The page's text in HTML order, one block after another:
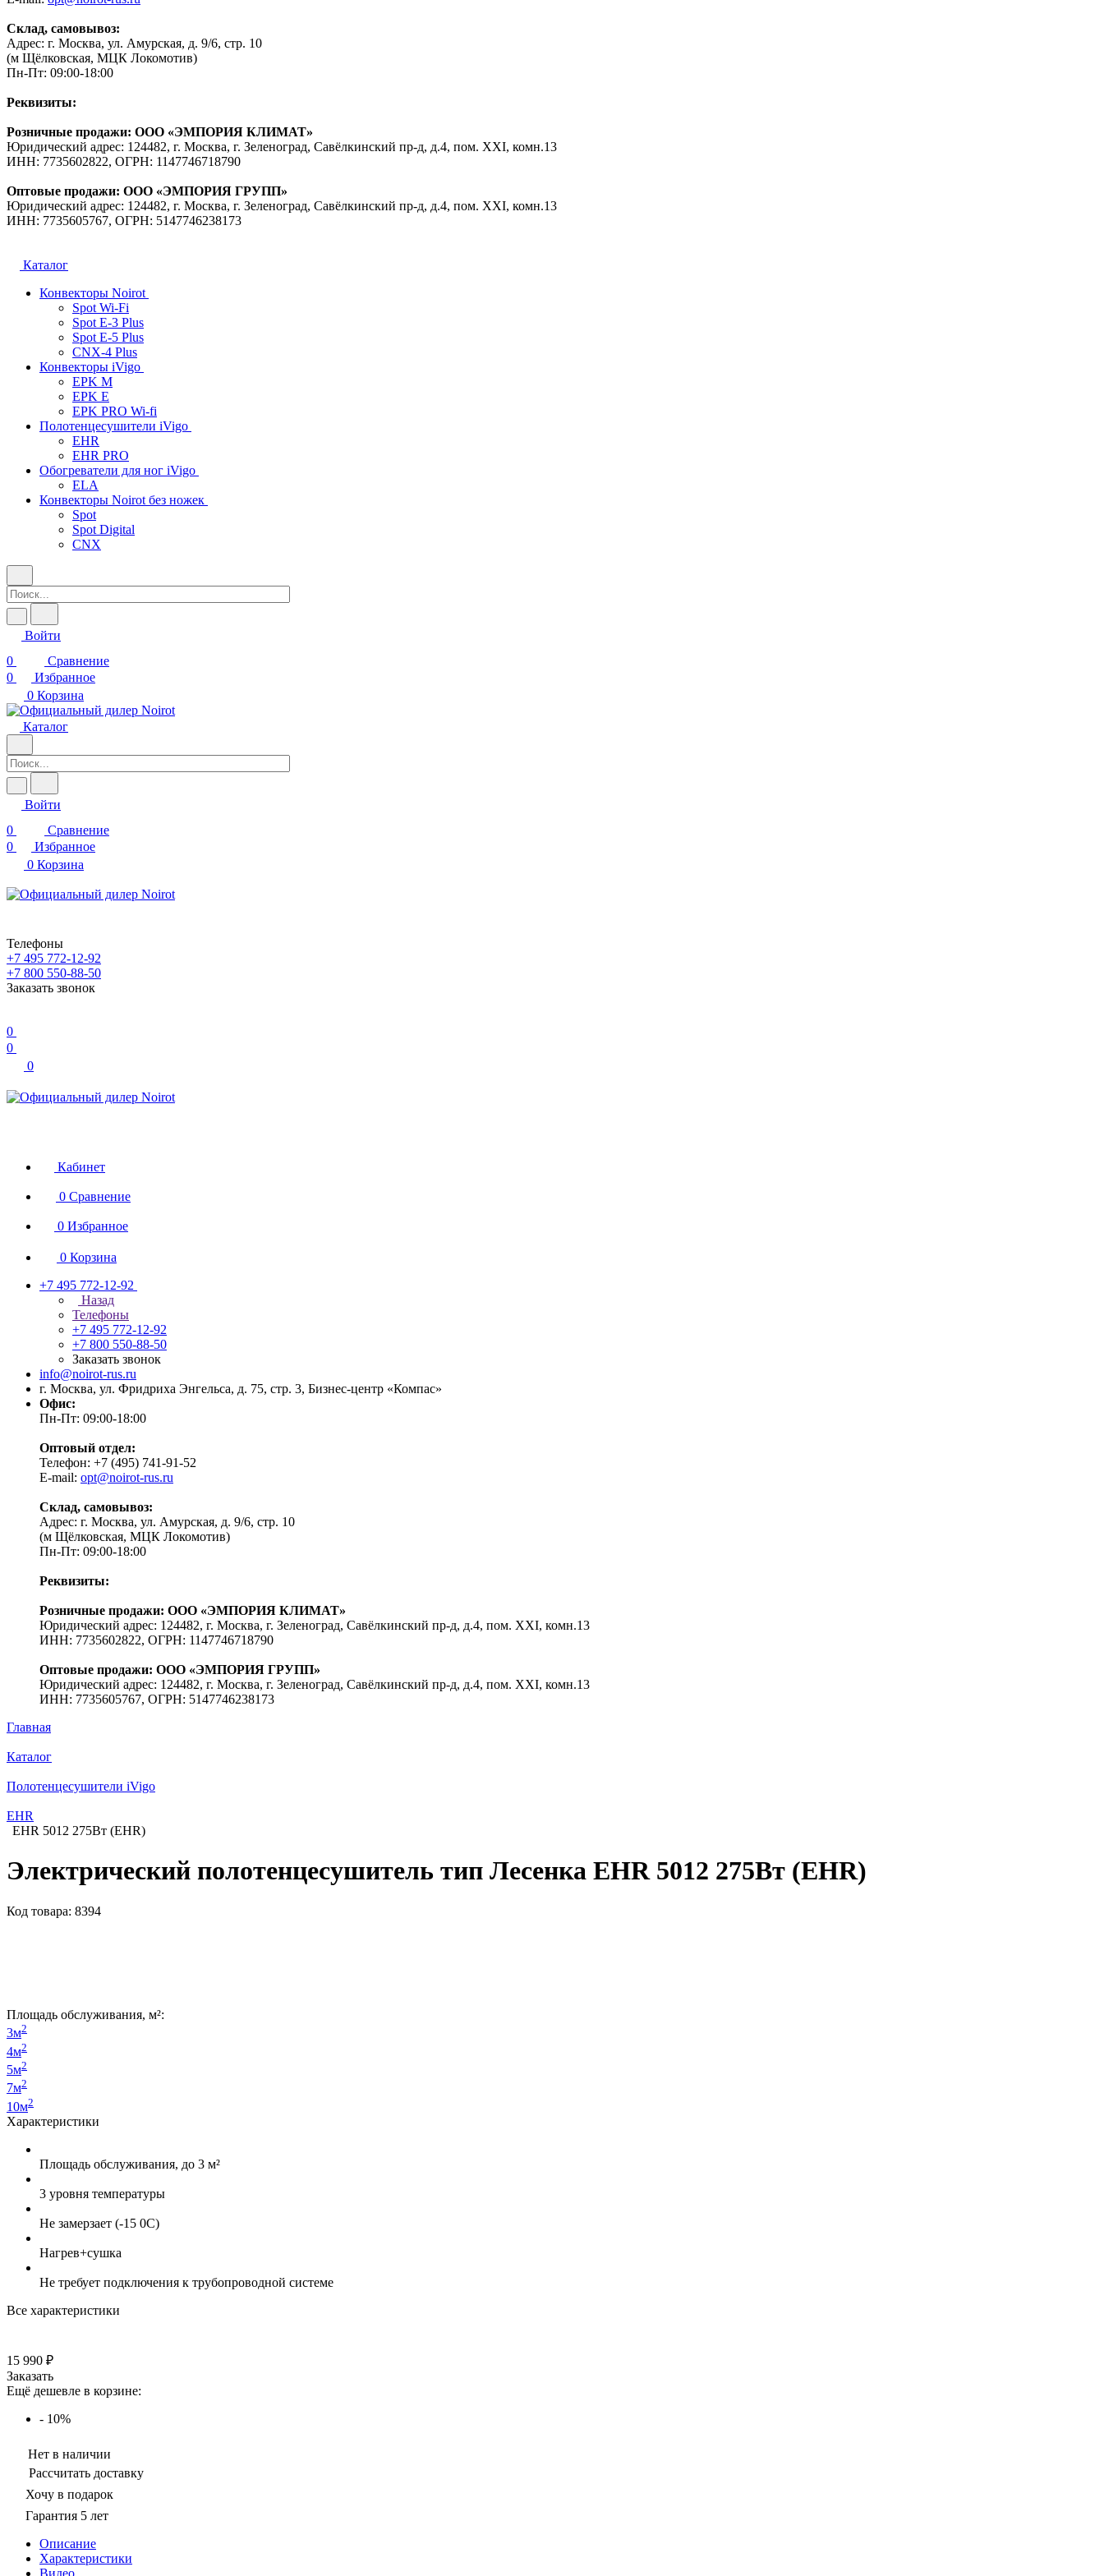
Склад, самовывоз:
Адрес: г. Москва, ул. Амурская, д. 9/6, стр. 10
(м Щёлковская, МЦК Локомотив)
Пн-Пт: 09:00-18:00
Реквизиты:
Розничные продажи: ООО «ЭМПОРИЯ КЛИМАТ»
Юридический адрес: 124482, г. Москва, г. Зеленоград, Савёлкинский пр-д, д.4, пом. XXI, комн.13
ИНН: 7735602822, ОГРН: 1147746718790
Оптовые продажи: ООО «ЭМПОРИЯ ГРУПП»
Юридический адрес: 124482, г. Москва, г. Зеленоград, Савёлкинский пр-д, д.4, пом. XXI, комн.13
ИНН: 7735605767, ОГРН: 5147746238173
Каталог
Конвекторы Noirot
Spot Wi-Fi
Spot E-3 Plus
Spot E-5 Plus
CNX-4 Plus
Конвекторы iVigo
EPK M
EPK E
EPK PRO Wi-fi
Полотенцесушители iVigo
EHR
EHR PRO
Обогреватели для ног iVigo
ELA
Конвекторы Noirot без ножек
Spot
Spot Digital
CNX
Войти
0
Сравнение
0
Избранное
0 Корзина
Каталог
Войти
0
Сравнение
0
Избранное
0 Корзина
Телефоны
+7 495 772-12-92
+7 800 550-88-50
Заказать звонок
0
0
0
Кабинет
0 Сравнение
0 Избранное
0 Корзина
+7 495 772-12-92
Назад
Телефоны
+7 495 772-12-92
+7 800 550-88-50
Заказать звонок
info@noirot-rus.ru
г. Москва, ул. Фридриха Энгельса, д. 75, стр. 3, Бизнес-центр «Компас»
Офис:
Пн-Пт: 09:00-18:00
Оптовый отдел:
Телефон: +7 (495) 741-91-52
E-mail: opt@noirot-rus.ru
Склад, самовывоз:
Адрес: г. Москва, ул. Амурская, д. 9/6, стр. 10
(м Щёлковская, МЦК Локомотив)
Пн-Пт: 09:00-18:00
Реквизиты:
Розничные продажи: ООО «ЭМПОРИЯ КЛИМАТ»
Юридический адрес: 124482, г. Москва, г. Зеленоград, Савёлкинский пр-д, д.4, пом. XXI, комн.13
ИНН: 7735602822, ОГРН: 1147746718790
Оптовые продажи: ООО «ЭМПОРИЯ ГРУПП»
Юридический адрес: 124482, г. Москва, г. Зеленоград, Савёлкинский пр-д, д.4, пом. XXI, комн.13
ИНН: 7735605767, ОГРН: 5147746238173
Главная
Каталог
Полотенцесушители iVigo
EHR
EHR 5012 275Вт (EHR)
Электрический полотенцесушитель тип Лесенка EHR 5012 275Вт (EHR)
Код товара: 8394
Площадь обслуживания, м²:
3м2
4м2
5м2
7м2
10м2
Характеристики
Площадь обслуживания, до 3 м²
3 уровня температуры
Не замерзает (-15 0C)
Нагрев+сушка
Не требует подключения к трубопроводной системе
Все характеристики
15 990 ₽
Заказать
Ещё дешевле в корзине:
- 10%
Нет в наличии
Рассчитать доставку
Хочу в подарок
Гарантия 5 лет
Описание
Характеристики
Видео